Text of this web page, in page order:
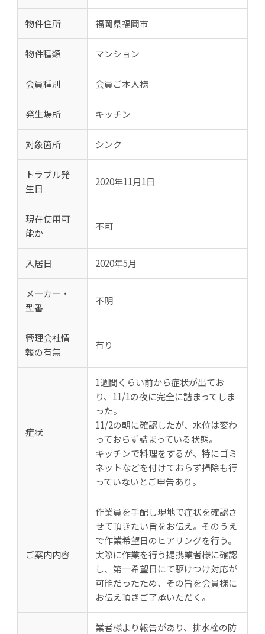
物件住所 福岡県福岡市
物件種類 マンション
会員種別 会員ご本人様
発生場所 キッチン
対象箇所 シンク
トラブル発
生日
2020年11月1日
現在使用可
能か
不可
入居日 2020年5月
メーカー・
型番
不明
管理会社情
報の有無
有り
症状
1週間くらい前から症状が出てお
り、11/1の夜に完全に詰まってしま
った。
11/2の朝に確認したが、水位は変わ
っておらず詰まっている状態。
キッチンで料理をするが、特にゴミ
ネットなどを付けておらず掃除も行
っていないとご申告あり。
ご案内内容
作業員を手配し現地で症状を確認さ
せて頂きたい旨をお伝え。そのうえ
で作業希望日のヒアリングを行う。
実際に作業を行う提携業者様に確認
し、第一希望日にて駆けつけ対応が
可能だったため、その旨を会員様に
お伝え頂きご了承いただく。
業者様より報告があり、排水栓の防